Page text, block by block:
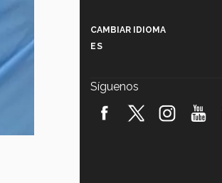
robótica
CAMBIAR IDIOMA
ES
Síguenos